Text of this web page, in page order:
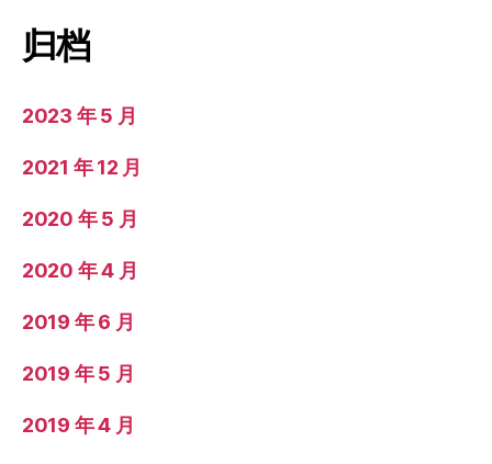
归档
2023 年 5 月
2021 年 12 月
2020 年 5 月
2020 年 4 月
2019 年 6 月
2019 年 5 月
2019 年 4 月